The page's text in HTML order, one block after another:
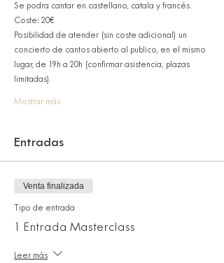
Se podra cantar en castellano, catala y francés.
Coste: 20€
Posibilidad de atender (sin coste adicional) un
concierto de cantos abierto al publico, en el mismo
lugar, de 19h a 20h (confirmar asistencia, plazas
limitadas).
Mostrar más
Entradas
Venta finalizada
Tipo de entrada
1 Entrada Masterclass
Leer más